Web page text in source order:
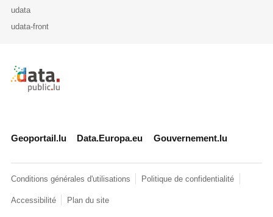
udata
udata-front
Retour à l'accueil de data.public.lu
Geoportail.lu Data.Europa.eu Gouvernement.lu
Conditions générales d'utilisations Politique de confidentialité
Accessibilité Plan du site